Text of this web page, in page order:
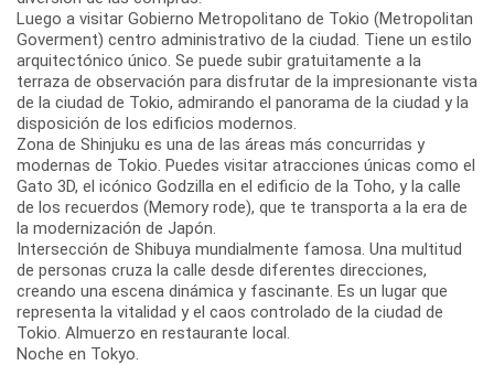
Luego a visitar Gobierno Metropolitano de Tokio (Metropolitan
Goverment) centro administrativo de la ciudad. Tiene un estilo
arquitectónico único. Se puede subir gratuitamente a la
terraza de observación para disfrutar de la impresionante vista
de la ciudad de Tokio, admirando el panorama de la ciudad y la
disposición de los edificios modernos.
Zona de Shinjuku es una de las áreas más concurridas y
modernas de Tokio. Puedes visitar atracciones únicas como el
Gato 3D, el icónico Godzilla en el edificio de la Toho, y la calle
de los recuerdos (Memory rode), que te transporta a la era de
la modernización de Japón.
Intersección de Shibuya mundialmente famosa. Una multitud
de personas cruza la calle desde diferentes direcciones,
creando una escena dinámica y fascinante. Es un lugar que
representa la vitalidad y el caos controlado de la ciudad de
Tokio. Almuerzo en restaurante local.
Noche en Tokyo.